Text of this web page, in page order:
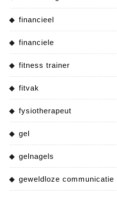
financieel
financiele
fitness trainer
fitvak
fysiotherapeut
gel
gelnagels
geweldloze communicatie